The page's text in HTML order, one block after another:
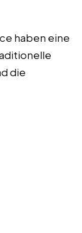
haben eine
die